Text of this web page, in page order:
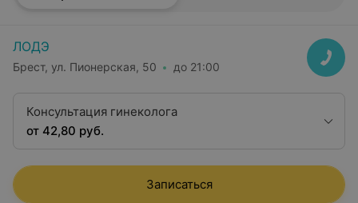
ЛОДЭ
Брест, ул. Пионерская, 50 до 21:00
Консультация гинеколога
от 42,80 руб.
Записаться